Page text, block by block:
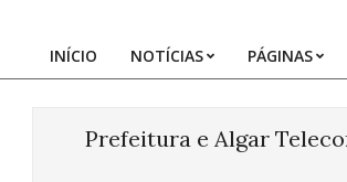
Pauta
Primary
INÍCIO NOTÍCIAS PÁGINAS
Prefeitura e Algar